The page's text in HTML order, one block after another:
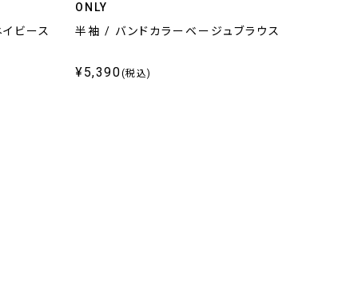
ビース
ONLY
半袖 / バンドカラーベージュブラウス
¥5,390(税込)